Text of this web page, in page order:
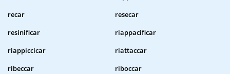
recar
resecar
resinificar
riappacificar
riappiccicar
riattaccar
ribeccar
riboccar